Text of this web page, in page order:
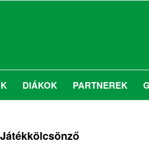
DIÁKOK PARTNEREK